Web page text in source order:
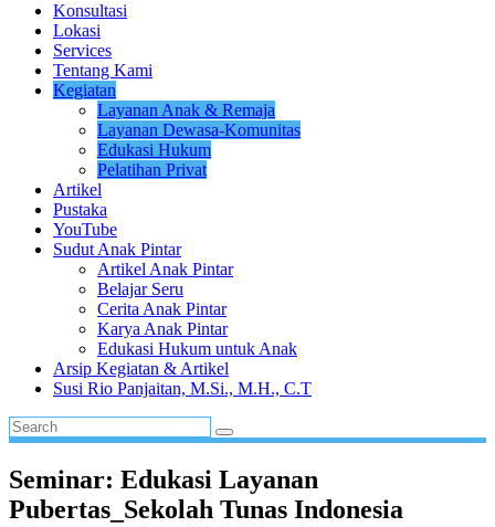
Konsultasi
Lokasi
Services
Tentang Kami
Kegiatan
Layanan Anak & Remaja
Layanan Dewasa-Komunitas
Edukasi Hukum
Pelatihan Privat
Artikel
Pustaka
YouTube
Sudut Anak Pintar
Artikel Anak Pintar
Belajar Seru
Cerita Anak Pintar
Karya Anak Pintar
Edukasi Hukum untuk Anak
Arsip Kegiatan & Artikel
Susi Rio Panjaitan, M.Si., M.H., C.T
Seminar: Edukasi Layanan
Pubertas_Sekolah Tunas Indonesia